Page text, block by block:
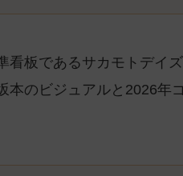
看板であるサカモトデイ
本のビジュアルと2026年